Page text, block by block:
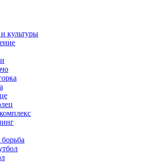
культуры